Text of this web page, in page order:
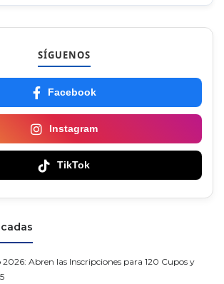
SÍGUENOS
Facebook
Instagram
TikTok
Abren las Inscripciones para 120 Cupos y